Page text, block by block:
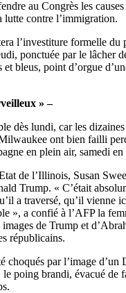
au Congrès les
lutte contre l’immigration.
l’investiture formelle du
ponctuée par le lâcher
bleus, point d’orgue
» –
dès lundi, car les
ont bien failli
en plein air, samedi
de l’Illinois, Susan
Trump. « C’était
a traversé, qu’il vienne
», a confié à l’AFP la
de Trump et
républicains.
choqués par l’image d’un
le poing brandi, évacué de